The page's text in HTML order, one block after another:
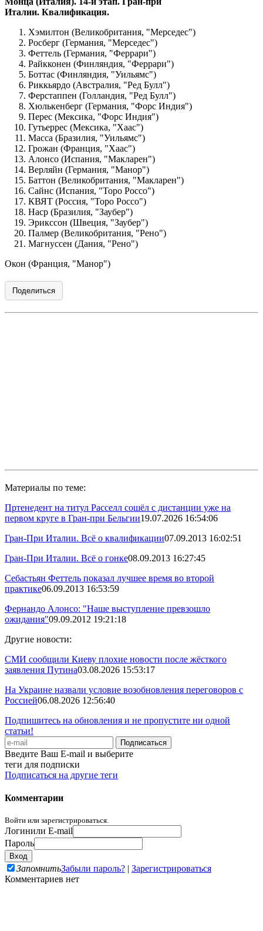
Италии. Квалификация.
Хэмилтон (Великобритания, "Мерседес")
Росберг (Германия, "Мерседес")
Феттель (Германия, "Феррари")
Райкконен (Финляндия, "Феррари")
Боттас (Финляндия, "Уильямс")
Риккьярдо (Австралия, "Ред Булл")
Ферстаппен (Голландия, "Ред Булл")
Хюлькенберг (Германия, "Форс Индия")
Перес (Мексика, "Форс Индия")
Гутьеррес (Мексика, "Хаас")
Масса (Бразилия, "Уильямс")
Грожан (Франция, "Хаас")
Алонсо (Испания, "Макларен")
Верляйн (Германия, "Манор")
Баттон (Великобритания, "Макларен")
Сайнс (Испания, "Торо Россо")
КВЯТ (Россия, "Торо Россо")
Наср (Бразилия, "Заубер")
Эрикссон (Швеция, "Заубер")
Палмер (Великобритания, "Рено")
Магнуссен (Дания, "Рено")
Окон (Франция, "Манор")
Поделиться
Материалы по теме:
Пртенедент на титул Расселл сошёл с дистанции уже на
первом круге в Гран-при Бельгии19.07.2026 16:54:06
Гран-При Италии. Всё о квалификации07.09.2013 16:02:51
Гран-При Италии. Всё о гонке08.09.2013 16:27:45
Себастьян Феттель показал лучшее время во второй
практике06.09.2013 16:53:59
Фернандо Алонсо: "Наше выступление превзошло
ожидания"09.09.2012 19:21:18
Другие новости:
СМИ сообщили Киеву плохие новости после жёсткого
заявления Путина03.08.2026 15:53:17
На Украине назвали условие возобновления переговоров с
Россией06.08.2026 12:56:40
Подпишитесь на обновления и не пропустите ни одной
статьи!
Введите Ваш E-mail и выберите
теги для подписки
Подписаться на другие теги
Комментарии
Войти или зарегистрироваться.
Логинили E-mail
Пароль
ЗапомнитьЗабыли пароль? | Зарегистрироваться
Комментариев нет